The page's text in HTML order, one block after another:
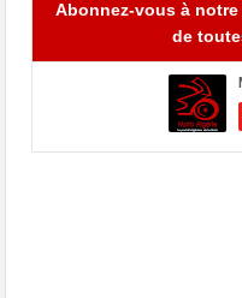
Abonnez-vous à
de